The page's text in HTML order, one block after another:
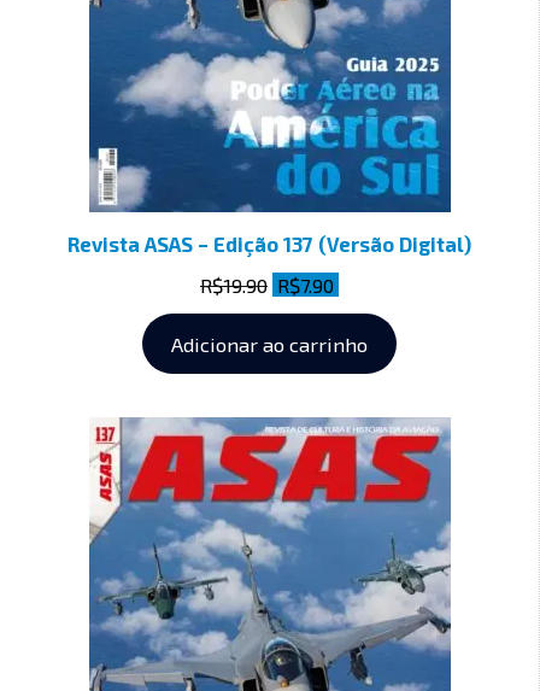
Revista ASAS – Edição 137 (Versão Digital)
R$19.90 R$7.90
Adicionar ao carrinho